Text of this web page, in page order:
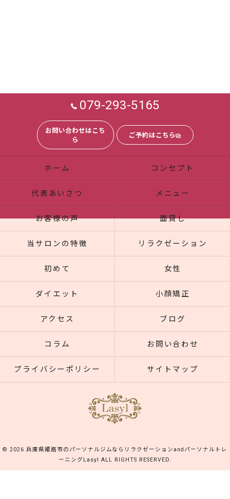
079-293-5165
お問い合わせはこち
ら
ご予約はこちら
ホーム コンセプト
代表あいさつ メニュー
お客様の声 面貸し
当サロンの特徴 リラクゼーション
初めて 女性
ダイエット 小顔矯正
アクセス ブログ
コラム お問い合わせ
プライバシーポリシー サイトマップ
© 2026 兵庫県姫路市のパーソナルジムならリラクゼーションandパーソナルトレ
ーニングLasyl ALL RIGHTS RESERVED.